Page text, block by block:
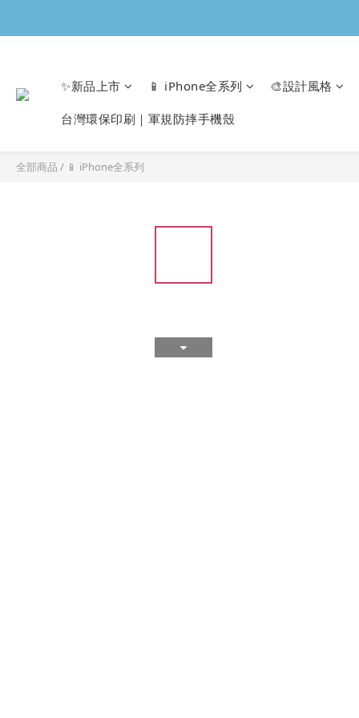
✨新品上市 📱 iPhone全系列 🎨設計風格
台灣環保印刷｜軍規防摔手機殼
全部商品 / 📱 iPhone全系列